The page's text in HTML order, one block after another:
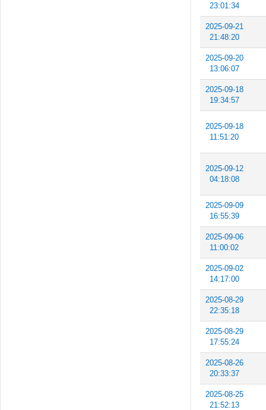
23:01:34
2025-09-21
21:48:20
2025-09-20
13:06:07
2025-09-18
19:34:57
2025-09-18
11:51:20
2025-09-12
04:18:08
2025-09-09
16:55:39
2025-09-06
11:00:02
2025-09-02
14:17:00
2025-08-29
22:35:18
2025-08-29
17:55:24
2025-08-26
20:33:37
2025-08-25
21:52:13